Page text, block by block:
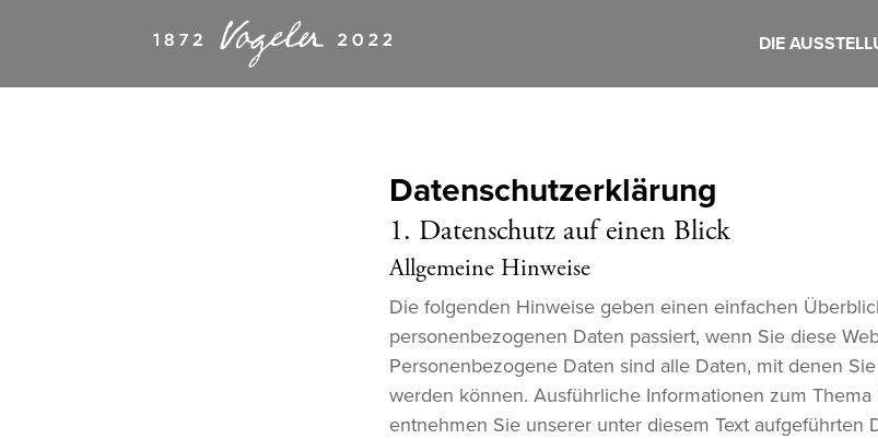
DIE
Datenschutz­erklärung
1. Datenschutz auf einen Blick
Allgemeine Hinweise
Die folgenden Hinweise geben einen einfachen
personenbezogenen Daten passiert, wenn Sie diese
Personenbezogene Daten sind alle Daten, mit denen
werden können. Ausführliche Informationen zum Thema
entnehmen Sie unserer unter diesem Text aufgeführten